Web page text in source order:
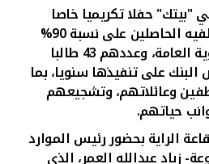
"بيتك" حفلا تكريميا خاصا
للمتفوقين من أبناء موظفيه الحاصلين على نسبة 90%
وأكثر في اختبارات الثانوية العامة، وعددهم 43 طالبا
على تنفيذها سنويا، بما
وعائلاتهم، وتشجيعهم
حياتهم.
الراية بحضور رئيس الموارد
زياد عبدالله العمر، الذي